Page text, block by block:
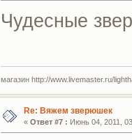
Чудесные
магазин http://www.livemaster.ru/
Re: Вяжем зверюшек
« Ответ #7 : Июнь 04, 2011,